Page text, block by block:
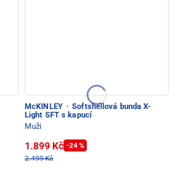
McKINLEY · Softshellová bunda X-
Light SFT s kapucí
Muži
1.899 Kč -24 %
2.499 Kč